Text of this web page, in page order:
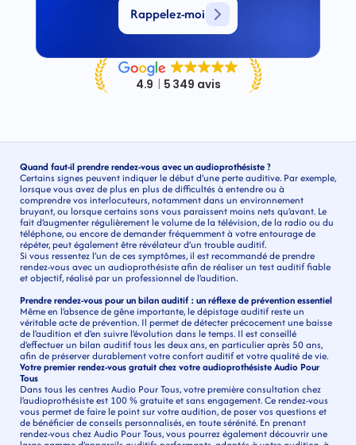
Rappelez-moi
Quand faut-il prendre rendez-vous avec un audioprothésiste ?
Certains signes peuvent indiquer le début d’une perte auditive. Par exemple,
lorsque vous avez de plus en plus de difficultés à entendre ou à
comprendre vos interlocuteurs, notamment dans un environnement
bruyant, ou lorsque certains sons vous paraissent moins nets qu’avant. Le
fait d’augmenter régulièrement le volume de la télévision, de la radio ou du
téléphone, ou encore de demander fréquemment à votre entourage de
répéter, peut également être révélateur d’un trouble auditif.
Si vous ressentez l’un de ces symptômes, il est recommandé de prendre
rendez-vous avec un audioprothésiste afin de réaliser un test auditif fiable
et objectif, réalisé par un professionnel de l’audition.
Prendre rendez-vous pour un bilan auditif : un réflexe de prévention essentiel
Même en l’absence de gêne importante, le dépistage auditif reste un
véritable acte de prévention. Il permet de détecter précocement une baisse
de l’audition et d’en suivre l’évolution dans le temps. Il est conseillé
d’effectuer un bilan auditif tous les deux ans, en particulier après 50 ans,
afin de préserver durablement votre confort auditif et votre qualité de vie.
Votre premier rendez-vous gratuit chez votre audioprothésiste Audio Pour
Tous
Dans tous les centres Audio Pour Tous, votre première consultation chez
l’audioprothésiste est 100 % gratuite et sans engagement. Ce rendez-vous
vous permet de faire le point sur votre audition, de poser vos questions et
de bénéficier de conseils personnalisés, en toute sérénité. En prenant
rendez-vous chez Audio Pour Tous, vous pourrez également découvrir une